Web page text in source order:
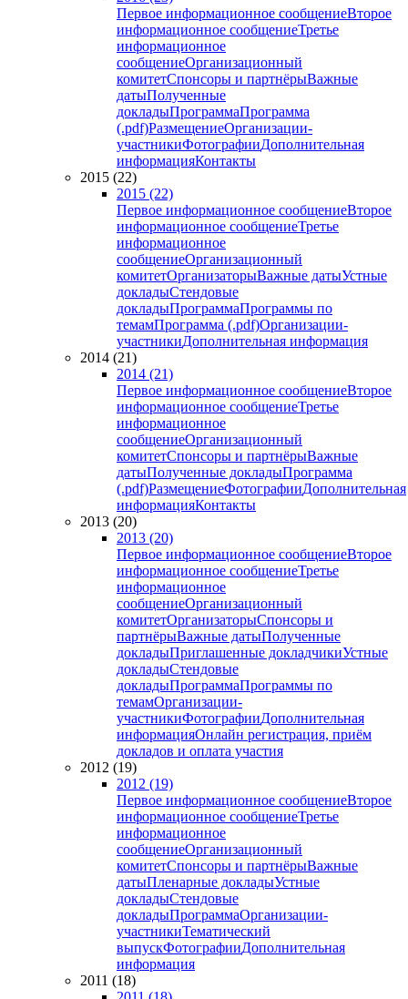
Первое информационное сообщениеВторое
информационное сообщениеТретье
информационное
сообщениеОрганизационный
комитетСпонсоры и партнёрыВажные
датыПолученные
докладыПрограммаПрограмма
(.pdf)РазмещениеОрганизации-
участникиФотографииДополнительная
информацияКонтакты
2015 (22)
2015 (22)
Первое информационное сообщениеВторое
информационное сообщениеТретье
информационное
сообщениеОрганизационный
комитетОрганизаторыВажные датыУстные
докладыСтендовые
докладыПрограммаПрограммы по
темамПрограмма (.pdf)Организации-
участникиДополнительная информация
2014 (21)
2014 (21)
Первое информационное сообщениеВторое
информационное сообщениеТретье
информационное
сообщениеОрганизационный
комитетСпонсоры и партнёрыВажные
датыПолученные докладыПрограмма
(.pdf)РазмещениеФотографииДополнительная
информацияКонтакты
2013 (20)
2013 (20)
Первое информационное сообщениеВторое
информационное сообщениеТретье
информационное
сообщениеОрганизационный
комитетОрганизаторыСпонсоры и
партнёрыВажные датыПолученные
докладыПриглашенные докладчикиУстные
докладыСтендовые
докладыПрограммаПрограммы по
темамОрганизации-
участникиФотографииДополнительная
информацияОнлайн регистрация, приём
докладов и оплата участия
2012 (19)
2012 (19)
Первое информационное сообщениеВторое
информационное сообщениеТретье
информационное
сообщениеОрганизационный
комитетСпонсоры и партнёрыВажные
датыПленарные докладыУстные
докладыСтендовые
докладыПрограммаОрганизации-
участникиТематический
выпускФотографииДополнительная
информация
2011 (18)